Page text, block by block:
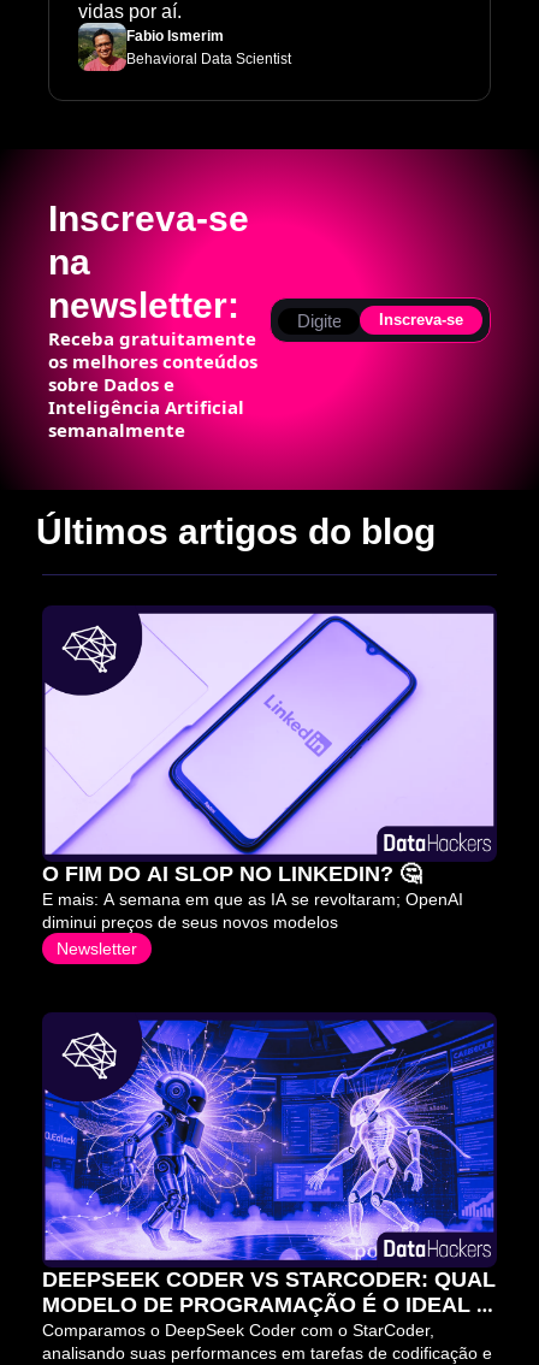
vidas por aí.
Fabio Ismerim
Behavioral Data Scientist
Inscreva-se
na
newsletter:
Receba gratuitamente
os melhores conteúdos
sobre Dados e
Inteligência Artificial
semanalmente
Inscreva-se
Últimos artigos do blog
O FIM DO AI SLOP NO LINKEDIN? 🤔
E mais: A semana em que as IA se revoltaram; OpenAI
diminui preços de seus novos modelos
Newsletter
DEEPSEEK CODER VS STARCODER: QUAL
MODELO DE PROGRAMAÇÃO É O IDEAL
PARA VOCÊ?
Comparamos o DeepSeek Coder com o StarCoder,
analisando suas performances em tarefas de codificação e